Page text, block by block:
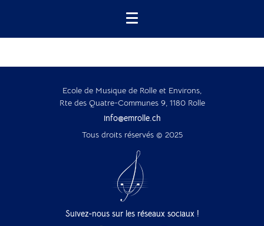
Ecole de Musique de Rolle et Environs,
Rte des Quatre-Communes 9, 1180 Rolle
info@emrolle.ch
Tous droits réservés © 2025
Suivez-nous sur les réseaux sociaux !